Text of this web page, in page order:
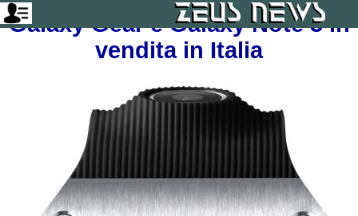
Galaxy Gear e Galaxy Note 3 in
vendita in Italia